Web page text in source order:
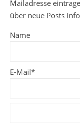
Mailadresse
über neue Posts
Name
E-Mail*